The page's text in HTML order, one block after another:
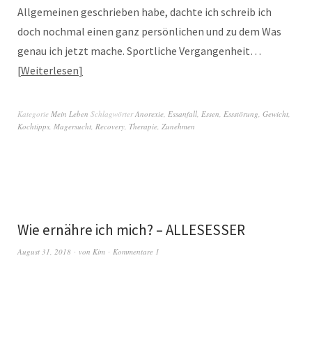
Allgemeinen geschrieben habe, dachte ich schreib ich
doch nochmal einen ganz persönlichen und zu dem Was
genau ich jetzt mache. Sportliche Vergangenheit…
Weiterlesen
Kategorie Mein Leben SchlagwörterAnorexie Essanfall Essen Essstörung Gewicht
Kochtipps Magersucht Recovery Therapie Zunehmen
Wie ernähre ich mich? – ALLESESSER
August 31, 2018 von Kim Kommentare 1